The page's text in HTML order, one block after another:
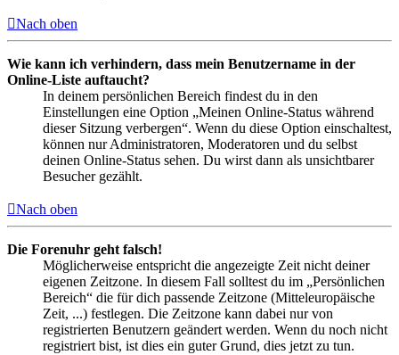
Nach oben
Wie kann ich verhindern, dass mein Benutzername in der
Online-Liste auftaucht?
In deinem persönlichen Bereich findest du in den
Einstellungen eine Option „Meinen Online-Status während
dieser Sitzung verbergen“. Wenn du diese Option einschaltest,
können nur Administratoren, Moderatoren und du selbst
deinen Online-Status sehen. Du wirst dann als unsichtbarer
Besucher gezählt.
Nach oben
Die Forenuhr geht falsch!
Möglicherweise entspricht die angezeigte Zeit nicht deiner
eigenen Zeitzone. In diesem Fall solltest du im „Persönlichen
Bereich“ die für dich passende Zeitzone (Mitteleuropäische
Zeit, ...) festlegen. Die Zeitzone kann dabei nur von
registrierten Benutzern geändert werden. Wenn du noch nicht
registriert bist, ist dies ein guter Grund, dies jetzt zu tun.